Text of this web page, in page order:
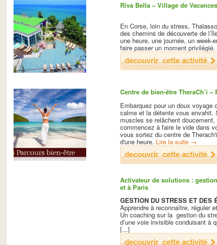
Riva Bella – Village de
En Corse, loin du stress,
des chemins de découverte de
une heure, une journée, un
faire passer un moment privilégié.
Centre de bien-être TheraCh’i –
Embarquez pour un doux
calme et la détente vous
muscles se relâchent
commencez à faire le vide dans
vous sortez du centre de
d'une heure. Lire la suite →
Activateur de solutions :
et à Paris
GESTION DU STRESS ET DES
Apprendre à reconnaître, réguler
Un coaching sur la gestion du
d’une voie invisible conduisant à
[...]